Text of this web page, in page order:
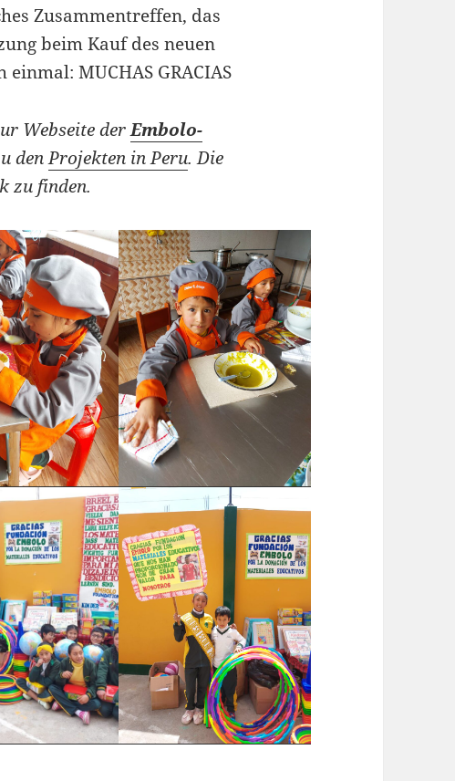
Zusammentreffen, das
beim Kauf des neuen
MUCHAS GRACIAS
Webseite derEmbolo-
denProjekten in Peru. Die
zu finden.